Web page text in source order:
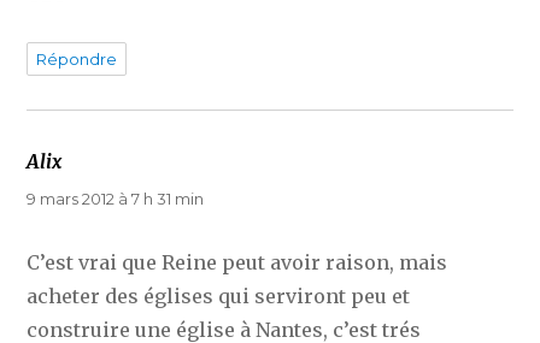
Répondre
Alix
9 mars 2012 à 7 h 31 min
C’est vrai que Reine peut avoir raison, mais
acheter des églises qui serviront peu et
construire une église à Nantes, c’est trés